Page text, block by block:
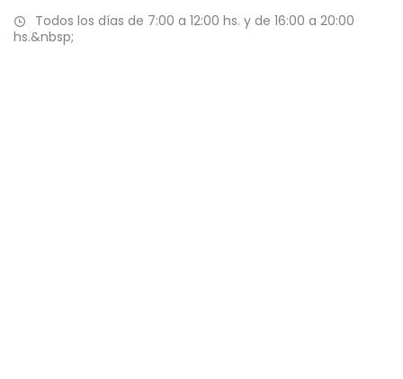
Todos los días de 7:00 a 12:00 hs. y de 16:00 a 20:00
hs.&nbsp;